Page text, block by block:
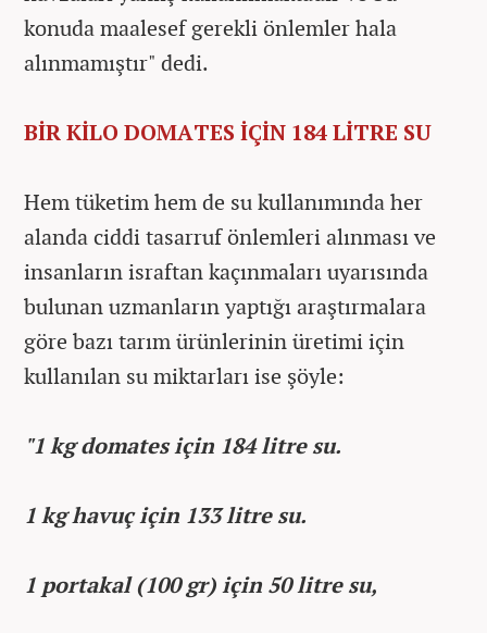
konuda maalesef gerekli önlemler hala
alınmamıştır" dedi.
BİR KİLO DOMATES İÇİN 184 LİTRE SU
Hem tüketim hem de su kullanımında her
alanda ciddi tasarruf önlemleri alınması ve
insanların israftan kaçınmaları uyarısında
bulunan uzmanların yaptığı araştırmalara
göre bazı tarım ürünlerinin üretimi için
kullanılan su miktarları ise şöyle:
"1 kg domates için 184 litre su.
1 kg havuç için 133 litre su.
1 portakal (100 gr) için 50 litre su,